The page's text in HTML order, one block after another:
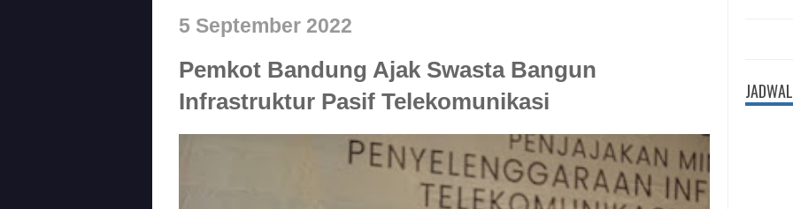
5 September 2022
Pemkot Bandung Ajak Swasta Bangun
Infrastruktur Pasif Telekomunikasi